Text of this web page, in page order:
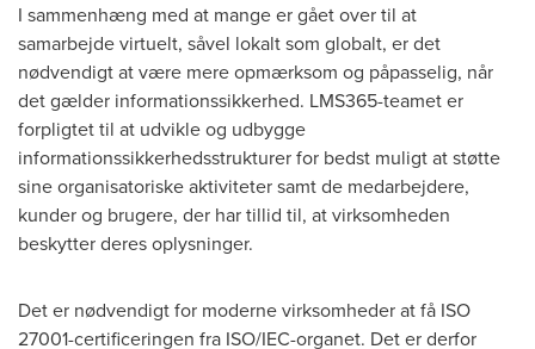
I sammenhæng med at mange er gået over til at
samarbejde virtuelt, såvel lokalt som globalt, er det
nødvendigt at være mere opmærksom og påpasselig, når
det gælder informationssikkerhed. LMS365-teamet er
forpligtet til at udvikle og udbygge
informationssikkerhedsstrukturer for bedst muligt at støtte
sine organisatoriske aktiviteter samt de medarbejdere,
kunder og brugere, der har tillid til, at virksomheden
beskytter deres oplysninger.
Det er nødvendigt for moderne virksomheder at få ISO
27001-certificeringen fra ISO/IEC-organet. Det er derfor